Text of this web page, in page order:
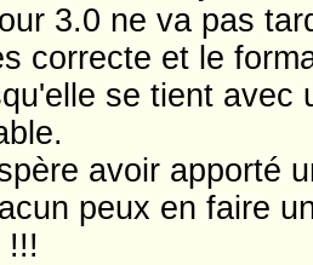
3.0 ne va pas
correcte et le
se tient avec
avoir apporté
peux en faire
!!!